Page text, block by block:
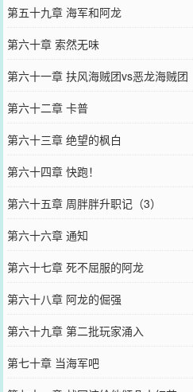
第五十九章 海军和阿龙
第六十章 索然无味
第六十一章 扶风海贼团vs恶龙海贼团
第六十二章 卡普
第六十三章 绝望的枫白
第六十四章 快跑！
第六十五章 周胖胖升职记（3）
第六十六章 通知
第六十七章 死不屈服的阿龙
第六十八章 阿龙的倔强
第六十九章 第二批玩家涌入
第七十章 当海军吧